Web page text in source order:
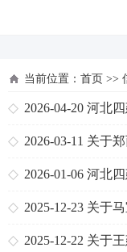
当前位置： 首页 >>
2026-04-20 河北
2026-03-11 关于
2026-01-06 河北
2025-12-23 关于
2025-12-22 关于